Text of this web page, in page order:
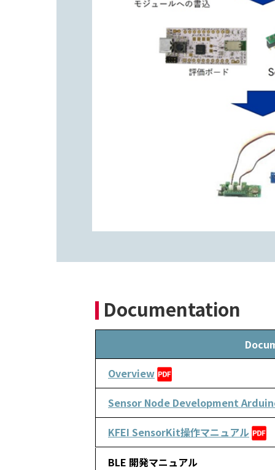
Documentation
Overview
Sensor Node Development
KFEI SensorKit操作マニュアル
BLE 開発マニュアル